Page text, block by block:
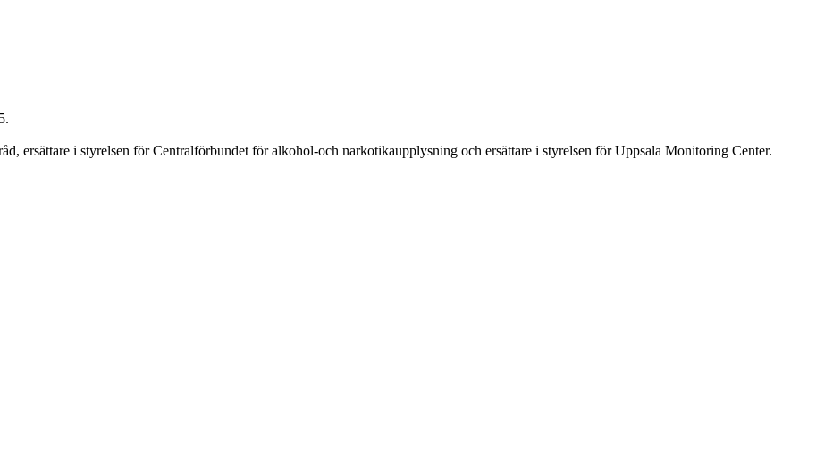
ersättare i styrelsen för Centralförbundet för alkohol-och narkotikaupplysning och ersättare i styrelsen för Uppsala Monitoring Center.